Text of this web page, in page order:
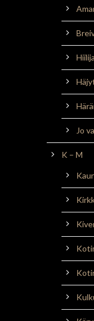
Jo
K – M